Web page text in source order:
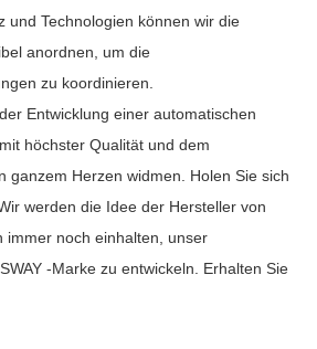
und Technologien können wir die
anordnen, um die
zu koordinieren.
Entwicklung einer automatischen
höchster Qualität und dem
ganzem Herzen widmen. Holen Sie sich
werden die Idee der Hersteller von
immer noch einhalten, unser
-Marke zu entwickeln. Erhalten Sie